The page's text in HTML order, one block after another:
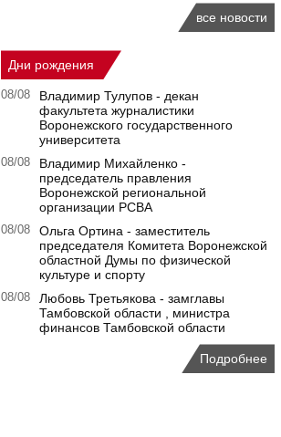
все новости
Дни рождения
08/08
Владимир Тулупов - декан
факультета журналистики
Воронежского государственного
университета
08/08
Владимир Михайленко -
председатель правления
Воронежской региональной
организации РСВА
08/08
Ольга Ортина - заместитель
председателя Комитета Воронежской
областной Думы по физической
культуре и спорту
08/08
Любовь Третьякова - замглавы
Тамбовской области , министра
финансов Тамбовской области
Подробнее